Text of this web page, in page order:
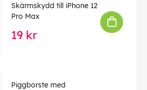
Skärmskydd till iPhone 12
Pro Max
19 kr
Piggborste med